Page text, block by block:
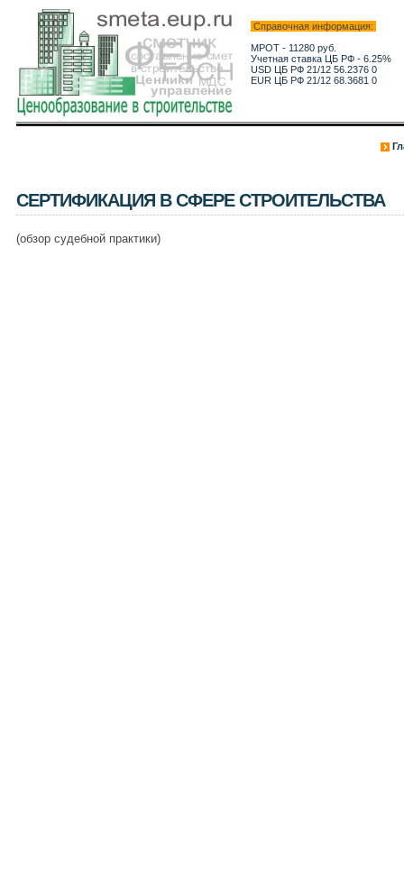
Справочная информация:
МРОТ - 11280 руб.
Учетная ставка ЦБ РФ - 6.25%
USD ЦБ РФ 21/12 56.2376 0
EUR ЦБ РФ 21/12 68.3681 0
СЕРТИФИКАЦИЯ В СФЕРЕ СТРОИТЕЛЬСТВА
(обзор судебной практики)